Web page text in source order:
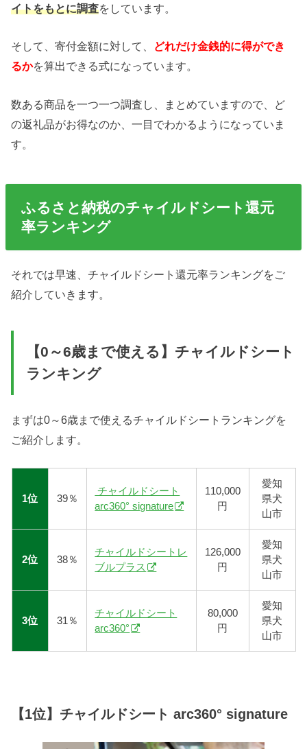
イトをもとに調査をしています。
そして、寄付金額に対して、 どれだけ金銭的に得ができ
るかを算出できる式になっています。
数ある商品を一つ一つ調査し、まとめていますので、ど
の返礼品がお得なのか、一目でわかるようになっていま
す。
ふるさと納税のチャイルドシート還元
率ランキング
それでは早速、チャイルドシート還元率ランキングをご
紹介していきます。
【0～6歳まで使える】チャイルドシート
ランキング
まずは0～6歳まで使えるチャイルドシートランキングを
ご紹介します。
1位 39％
チャイルドシート
arc360° signature
110,000
円
愛知
県犬
山市
2位 38％
チャイルドシートレ
ブルプラス
126,000
円
愛知
県犬
山市
3位 31％
チャイルドシート
arc360°
80,000
円
愛知
県犬
山市
【1位】チャイルドシート arc360° signature